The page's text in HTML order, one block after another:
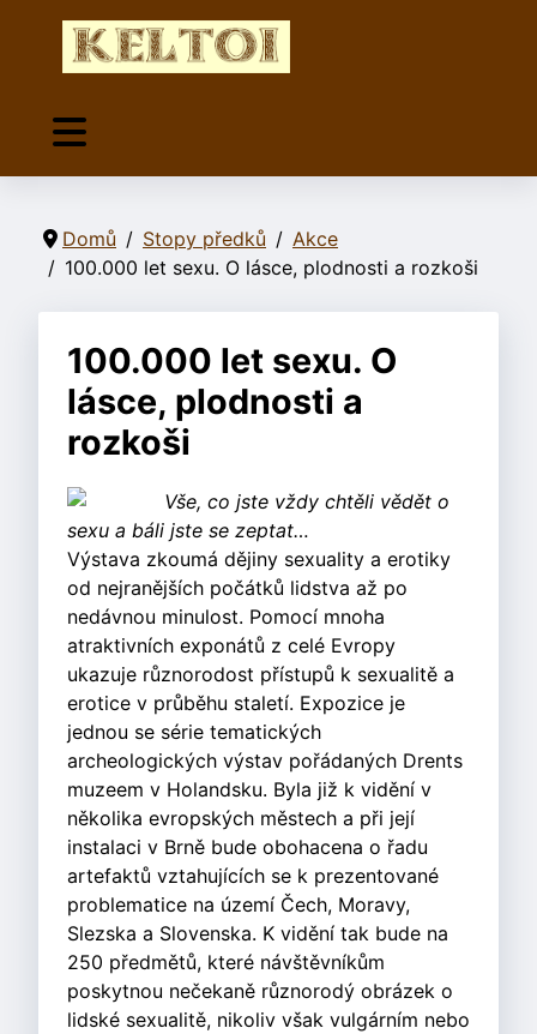
Domů Stopy předků
Akce
100.000 let sexu. O lásce, plodnosti a rozkoši
100.000 let sexu. O
lásce, plodnosti a
rozkoši
Vše, co jste vždy chtěli vědět o
sexu a báli jste se zeptat…
Výstava zkoumá dějiny sexuality a erotiky
od nejranějších počátků lidstva až po
nedávnou minulost. Pomocí mnoha
atraktivních exponátů z celé Evropy
ukazuje různorodost přístupů k sexualitě a
erotice v průběhu staletí. Expozice je
jednou se série tematických
archeologických výstav pořádaných Drents
muzeem v Holandsku. Byla již k vidění v
několika evropských městech a při její
instalaci v Brně bude obohacena o řadu
artefaktů vztahujících se k prezentované
problematice na území Čech, Moravy,
Slezska a Slovenska. K vidění tak bude na
250 předmětů, které návštěvníkům
poskytnou nečekaně různorodý obrázek o
lidské sexualitě, nikoliv však vulgárním nebo